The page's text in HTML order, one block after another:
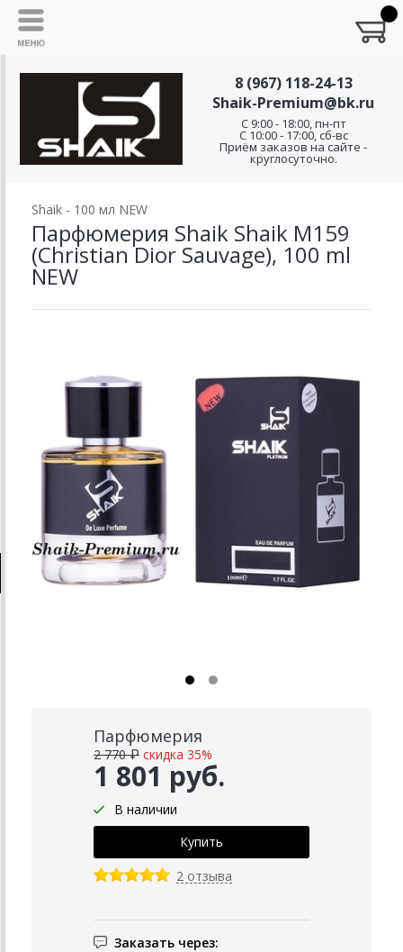
8 (967) 118-24-13
Shaik-Premium@bk.ru
C 9:00 - 18:00, пн-пт
С 10:00 - 17:00, сб-вс
Приём заказов на сайте -
круглосуточно.
Shaik - 100 мл NEW
Парфюмерия Shaik Shaik M159
(Christian Dior Sauvage), 100 ml
NEW
Парфюмерия
1 801 руб.
2 770 ₽ скидка 35%
В наличии
2 отзыва
Заказать через: